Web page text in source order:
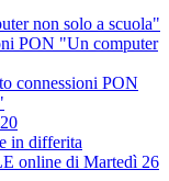
non solo a scuola"
PON "Un computer
connessioni PON
in differita
online di Martedì 26